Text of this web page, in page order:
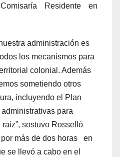
Residente en
administración es
los mecanismos para
colonial. Además
sometiendo otros
incluyendo el Plan
para
sostuvo Rosselló
más de dos horas en
se llevó a cabo en el